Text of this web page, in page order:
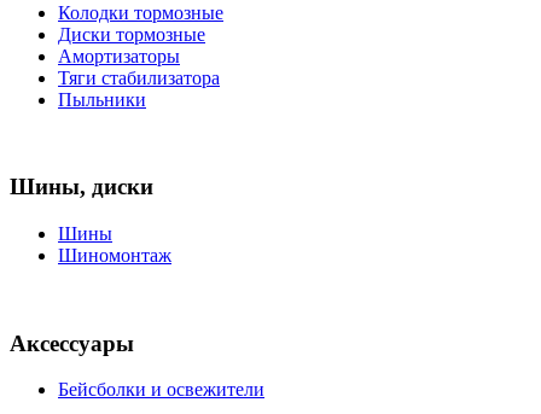
Колодки тормозные
Диски тормозные
Амортизаторы
Тяги стабилизатора
Пыльники
Шины, диски
Шины
Шиномонтаж
Аксессуары
Бейсболки и освежители